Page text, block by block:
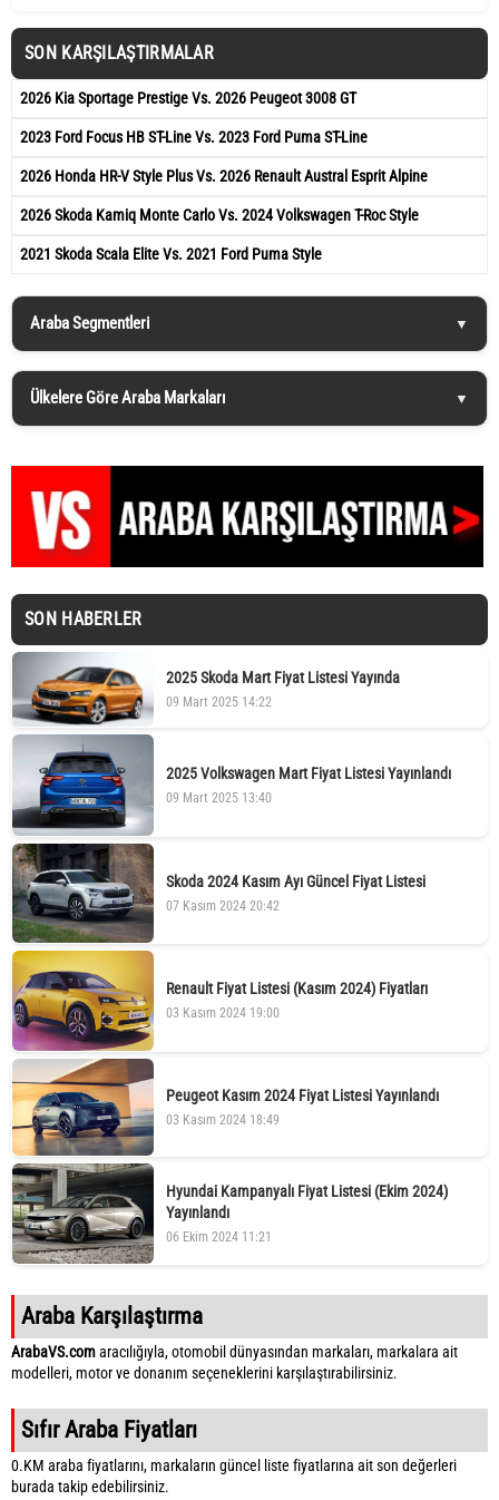
SON KARŞILAŞTIRMALAR
2026 Kia Sportage Prestige Vs. 2026 Peugeot 3008 GT
2023 Ford Focus HB ST-Line Vs. 2023 Ford Puma ST-Line
2026 Honda HR-V Style Plus Vs. 2026 Renault Austral Esprit Alpine
2026 Skoda Kamiq Monte Carlo Vs. 2024 Volkswagen T-Roc Style
2021 Skoda Scala Elite Vs. 2021 Ford Puma Style
Araba Segmentleri
Ülkelere Göre Araba Markaları
SON HABERLER
2025 Skoda Mart Fiyat Listesi Yayında
09 Mart 2025 14:22
2025 Volkswagen Mart Fiyat Listesi Yayınlandı
09 Mart 2025 13:40
Skoda 2024 Kasım Ayı Güncel Fiyat Listesi
07 Kasım 2024 20:42
Renault Fiyat Listesi (Kasım 2024) Fiyatları
03 Kasım 2024 19:00
Peugeot Kasım 2024 Fiyat Listesi Yayınlandı
03 Kasım 2024 18:49
Hyundai Kampanyalı Fiyat Listesi (Ekim 2024)
Yayınlandı
06 Ekim 2024 11:21
Araba Karşılaştırma
ArabaVS.comaracılığıyla, otomobil dünyasından markaları, markalara ait
modelleri, motor ve donanım seçeneklerini karşılaştırabilirsiniz.
Sıfır Araba Fiyatları
0.KM araba fiyatlarını, markaların güncel liste fiyatlarına ait son değerleri
burada takip edebilirsiniz.